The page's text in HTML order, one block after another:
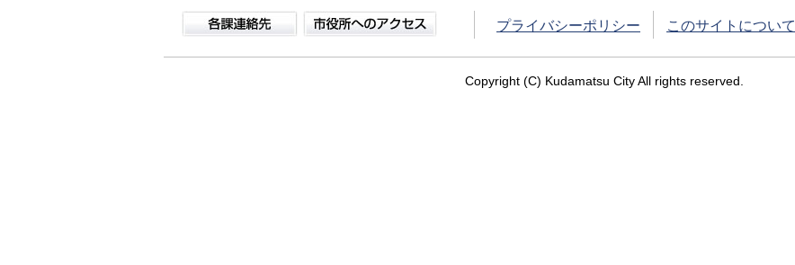
プライバシーポリシー このサイトについて
Copyright (C) Kudamatsu City All rights reserved.